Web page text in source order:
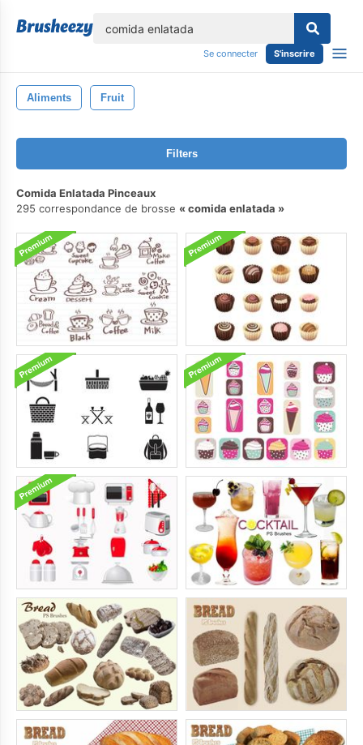
Se connecter S'inscrire
Aliments Fruit
Filters
Comida Enlatada Pinceaux
295 correspondance de brosse
comida enlatada